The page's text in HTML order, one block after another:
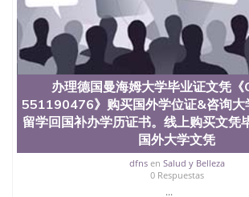
办理德国曼海姆大学毕业证文凭
551190476》购买国外学位证&咨询大
留学回国补办学历证书。线上购买文凭
国外大学文凭
dfnsen Salud y Belleza
0 Respuestas
...